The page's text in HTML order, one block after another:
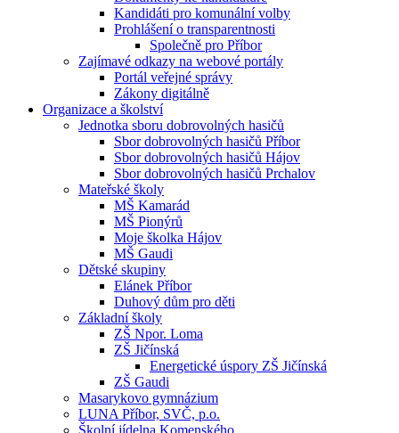
Kandidáti pro komunální volby
Prohlášení o transparentnosti
Společně pro Příbor
Zajímavé odkazy na webové portály
Portál veřejné správy
Zákony digitálně
Organizace a školství
Jednotka sboru dobrovolných hasičů
Sbor dobrovolných hasičů Příbor
Sbor dobrovolných hasičů Hájov
Sbor dobrovolných hasičů Prchalov
Mateřské školy
MŠ Kamarád
MŠ Pionýrů
Moje školka Hájov
MŠ Gaudi
Dětské skupiny
Elánek Příbor
Duhový dům pro děti
Základní školy
ZŠ Npor. Loma
ZŠ Jičínská
Energetické úspory ZŠ Jičínská
ZŠ Gaudi
Masarykovo gymnázium
LUNA Příbor, SVČ, p.o.
Školní jídelna Komenského